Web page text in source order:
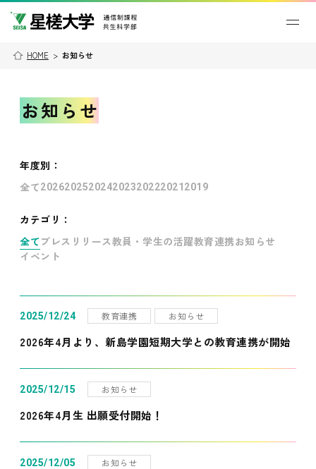
HOME > お知らせ
お知らせ
年度別 ：
全て202620252024202320222021 2019
カテゴリ：
全て プレスリリース教員・学生の活躍教育連携お知らせ
イベント
2025/12/24 教育連携 お知らせ
2026年4月より、新島学園短期大学との教育連携が開始
2025/12/15 お知らせ
2026年4月生 出願受付開始！
2025/12/05 お知らせ